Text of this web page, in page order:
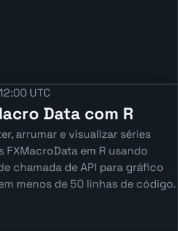
UTC
Data com R
arrumar e visualizar séries
em R usando
chamada de API para gráfico
menos de 50 linhas de código.